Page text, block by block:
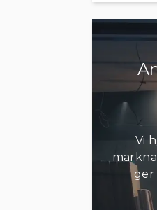
Vi
ger